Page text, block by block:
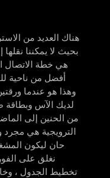
هناك العديد من
بحيث لا يمكننا
هي خطة الاتصال
أفضل من ناحية
الترويجية هي مجرد
حان ليكون
نغلق على
تخطيط الجدول ،